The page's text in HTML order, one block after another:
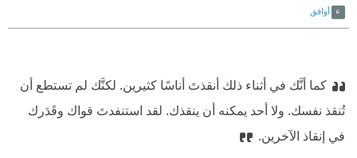
أوافق
كما أنَّك في أثناء ذلك أنقذتَ أناسًا كثيرين. لكنَّك لم تستطع أن
تُنقذ نفسك. ولا أحد يمكنه أن ينقذك. لقد استنفدتَ قواك وقَدَرك
في إنقاذ الآخرين.